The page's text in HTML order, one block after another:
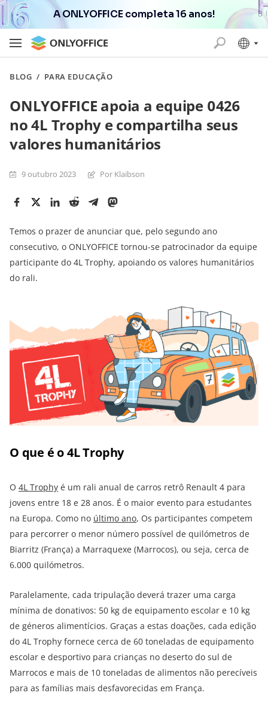
A ONLYOFFICE completa 16 anos!
BLOG / PARA EDUCAÇÃO
ONLYOFFICE apoia a equipe 0426
no 4L Trophy e compartilha seus
valores humanitários
9 outubro 2023 Por Klaibson
Temos o prazer de anunciar que, pelo segundo ano
consecutivo, o ONLYOFFICE tornou-se patrocinador da equipe
participante do 4L Trophy, apoiando os valores humanitários
do rali.
O que é o 4L Trophy
O 4L Trophy é um rali anual de carros retrô Renault 4 para
jovens entre 18 e 28 anos. É o maior evento para estudantes
na Europa. Como no último ano, Os participantes competem
para percorrer o menor número possível de quilómetros de
Biarritz (França) a Marraquexe (Marrocos), ou seja, cerca de
6.000 quilómetros.
Paralelamente, cada tripulação deverá trazer uma carga
mínima de donativos: 50 kg de equipamento escolar e 10 kg
de géneros alimentícios. Graças a estas doações, cada edição
do 4L Trophy fornece cerca de 60 toneladas de equipamento
escolar e desportivo para crianças no deserto do sul de
Marrocos e mais de 10 toneladas de alimentos não perecíveis
para as famílias mais desfavorecidas em França.